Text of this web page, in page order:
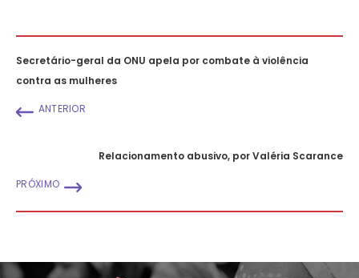
Secretário-geral da ONU apela por combate à violência
contra as mulheres
ANTERIOR
Relacionamento abusivo, por Valéria Scarance
PRÓXIMO